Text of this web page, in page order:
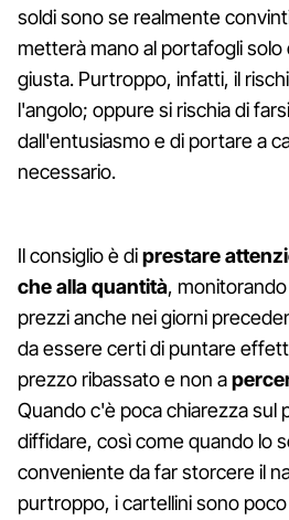
soldi sono se realmente
metterà mano al portafogli
giusta. Purtroppo, infatti, il
l'angolo; oppure si rischia di
dall'entusiasmo e di portare a
necessario.
Il consiglio è diprestare
che alla quantità,
prezzi anche nei giorni
da essere certi di puntare
prezzo ribassato e non a
Quando c'è poca chiarezza sul
diffidare, così come quando lo
conveniente da far storcere il
purtroppo, i cartellini sono